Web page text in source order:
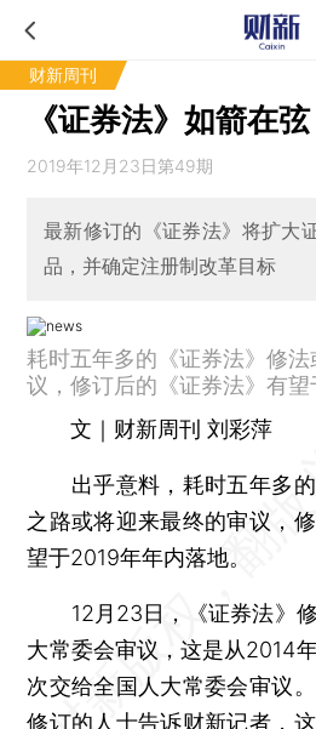
财新周刊
《证券法》如箭在弦
2019年12月23日第49期
最新修订的《证券法》将扩大
品，并确定注册制改革目标
耗时五年多的《证券法》修
议，修订后的《证券法》有望
文｜财新周刊 刘彩萍
出乎意料，耗时五年多的
之路或将迎来最终的审议，
望于2019年年内落地。
12月23日，《证券法》修
大常委会审议，这是从2014
次交给全国人大常委会审议
修订的人士告诉财新记者，